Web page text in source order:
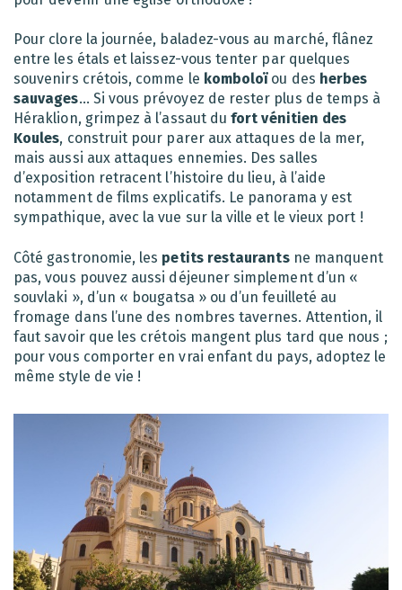
Pour clore la journée, baladez-vous au marché, flânez
entre les étals et laissez-vous tenter par quelques
souvenirs crétois, comme le komboloïou des herbes
sauvages… Si vous prévoyez de rester plus de temps à
Héraklion, grimpez à l’assaut dufort vénitien des
Koules, construit pour parer aux attaques de la mer,
mais aussi aux attaques ennemies. Des salles
d’exposition retracent l’histoire du lieu, à l’aide
notamment de films explicatifs. Le panorama y est
sympathique, avec la vue sur la ville et le vieux port !
Côté gastronomie, les petits restaurantsne manquent
pas, vous pouvez aussi déjeuner simplement d’un «
souvlaki », d’un « bougatsa » ou d’un feuilleté au
fromage dans l’une des nombres tavernes. Attention, il
faut savoir que les crétois mangent plus tard que nous ;
pour vous comporter en vrai enfant du pays, adoptez le
même style de vie !